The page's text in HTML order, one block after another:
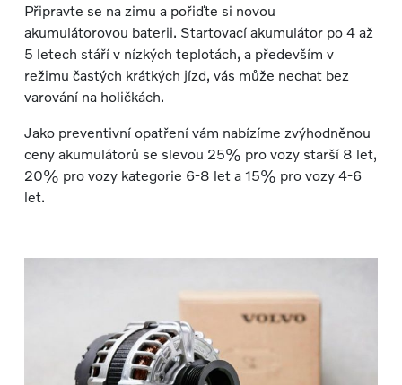
Připravte se na zimu a pořiďte si novou
akumulátorovou baterii. Startovací akumulátor po 4 až
5 letech stáří v nízkých teplotách, a především v
režimu častých krátkých jízd, vás může nechat bez
varování na holičkách.
Jako preventivní opatření vám nabízíme zvýhodněnou
ceny akumulátorů se slevou 25% pro vozy starší 8 let,
20% pro vozy kategorie 6-8 let a 15% pro vozy 4-6
let.